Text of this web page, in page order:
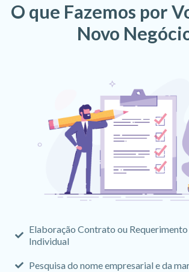
O que Fazemos por
Novo
Elaboração Contrato ou
Individual
Pesquisa do nome empresarial e da